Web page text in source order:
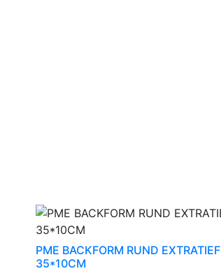
PME BACKFORM RUND EXTRATIEF
35*10CM